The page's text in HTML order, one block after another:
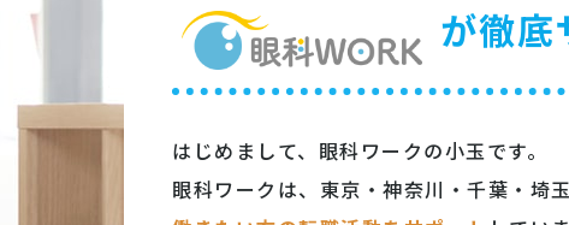
が徹底
はじめまして、眼科ワークの小玉です。
眼科ワークは、東京・神奈川・千葉・埼